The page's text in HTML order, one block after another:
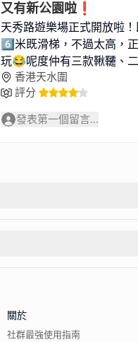
又有新公園啦❗️
天秀路遊樂場正式開放啦
6️⃣米既滑梯，不過太高，
玩😂呢度仲有三款鞦韆、
香港天水圍
評分
發表第一個留言...
關於
社群最強使用指南